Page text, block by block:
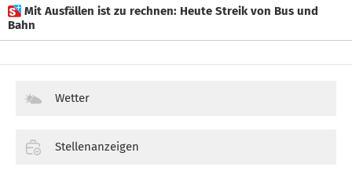
 Mit Ausfällen ist zu rechnen: Heute Streik von Bus und
Bahn
Wetter
Stellenanzeigen